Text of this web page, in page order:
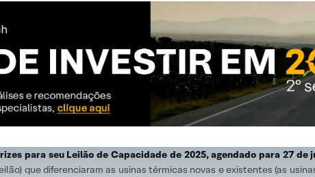
para seu Leilão de Capacidade de 2025, agendado para 27 de
que diferenciaram as usinas térmicas novas e existentes (as